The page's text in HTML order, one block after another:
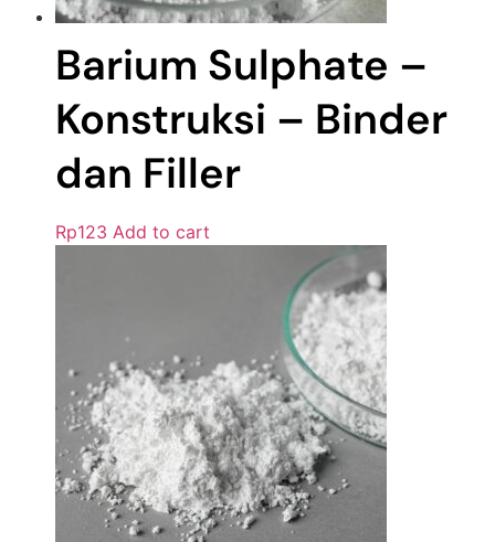
Barium Sulphate –
Konstruksi – Binder
dan Filler
Rp123 Add to cart